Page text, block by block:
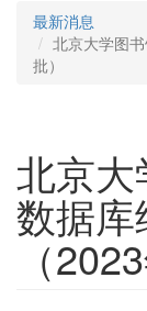
最新消息
北京大学图
批）
北京
数据
（